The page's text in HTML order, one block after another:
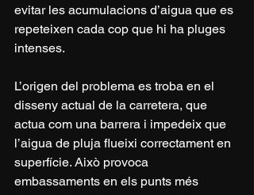
evitar les acumulacions d’aigua que es
repeteixen cada cop que hi ha pluges
intenses.
L’origen del problema es troba en el
disseny actual de la carretera, que
actua com una barrera i impedeix que
l’aigua de pluja flueixi correctament en
superfície. Això provoca
embassaments en els punts més